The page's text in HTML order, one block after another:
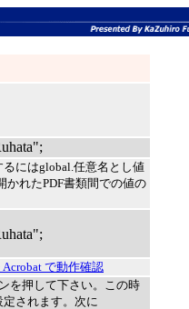
にはglobal.任意名とし値
かれたPDF書類間での値の
Acrobat で動作確認
を押して下さい。この時
されます。次に